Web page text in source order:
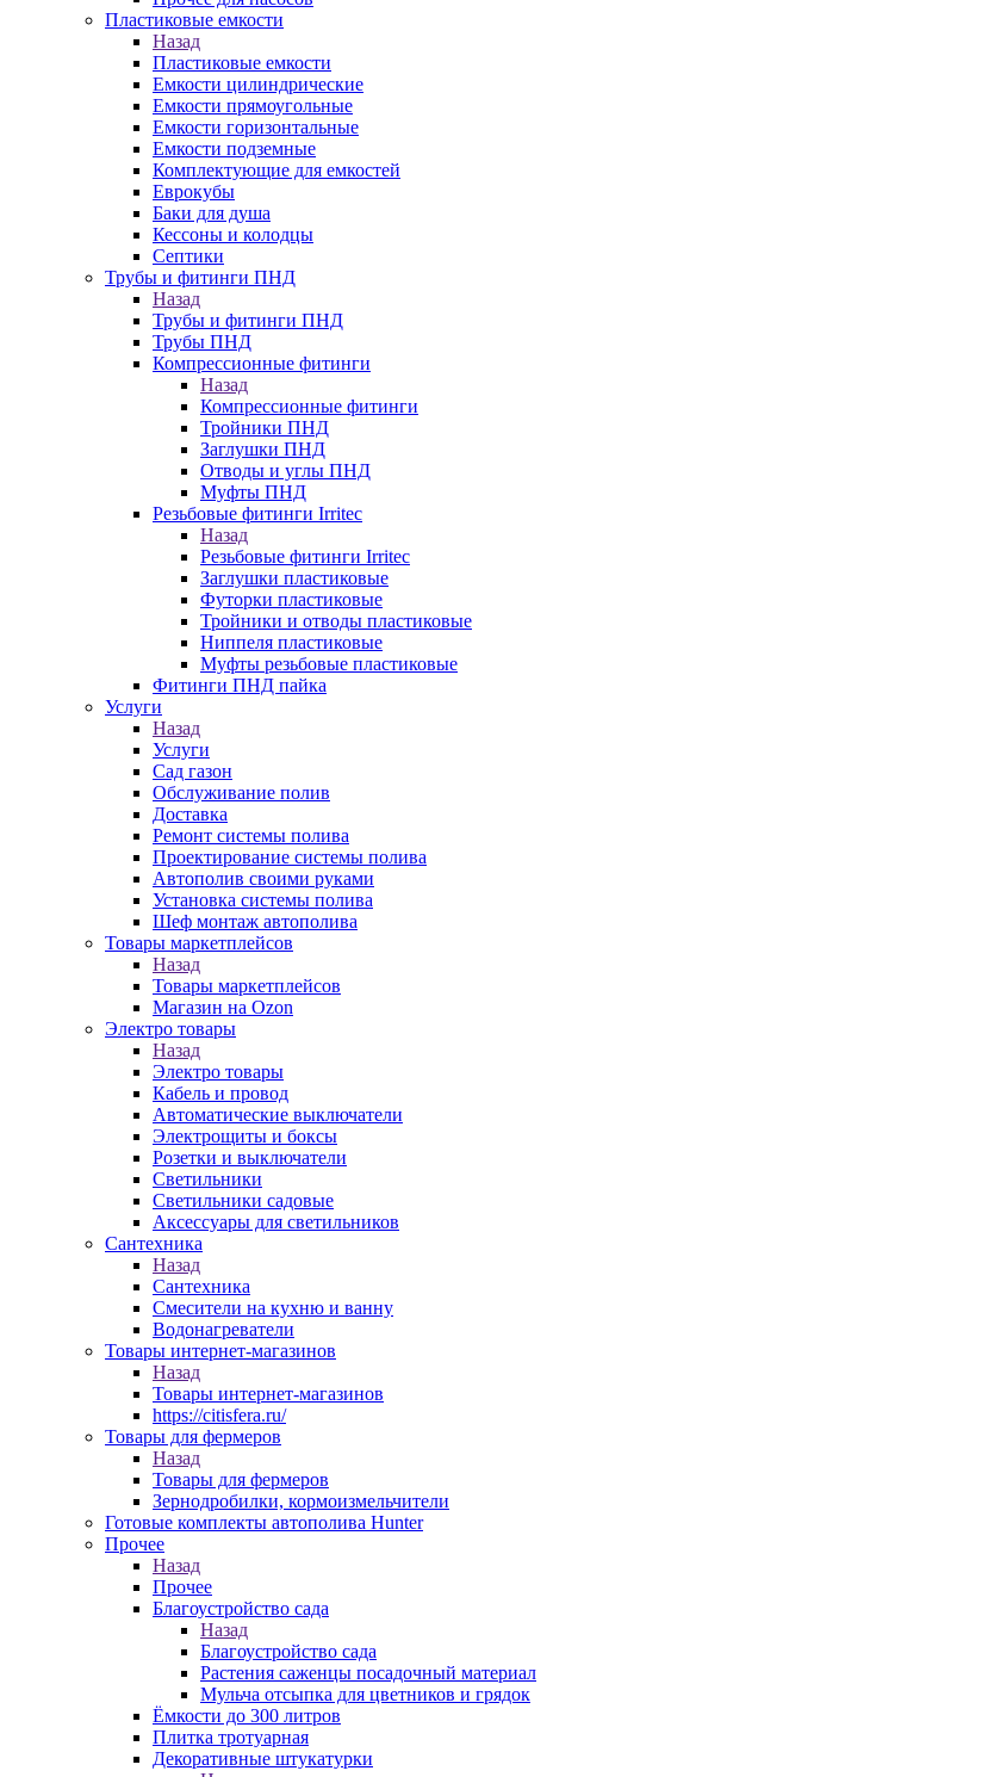
Пластиковые емкости
Назад
Пластиковые емкости
Емкости цилиндрические
Емкости прямоугольные
Емкости горизонтальные
Емкости подземные
Комплектующие для емкостей
Еврокубы
Баки для душа
Кессоны и колодцы
Септики
Трубы и фитинги ПНД
Назад
Трубы и фитинги ПНД
Трубы ПНД
Компрессионные фитинги
Назад
Компрессионные фитинги
Тройники ПНД
Заглушки ПНД
Отводы и углы ПНД
Муфты ПНД
Резьбовые фитинги Irritec
Назад
Резьбовые фитинги Irritec
Заглушки пластиковые
Футорки пластиковые
Тройники и отводы пластиковые
Ниппеля пластиковые
Муфты резьбовые пластиковые
Фитинги ПНД пайка
Услуги
Назад
Услуги
Сад газон
Обслуживание полив
Доставка
Ремонт системы полива
Проектирование системы полива
Автополив своими руками
Установка системы полива
Шеф монтаж автополива
Товары маркетплейсов
Назад
Товары маркетплейсов
Магазин на Ozon
Электро товары
Назад
Электро товары
Кабель и провод
Автоматические выключатели
Электрощиты и боксы
Розетки и выключатели
Светильники
Светильники садовые
Аксессуары для светильников
Сантехника
Назад
Сантехника
Смесители на кухню и ванну
Водонагреватели
Товары интернет-магазинов
Назад
Товары интернет-магазинов
https://citisfera.ru/
Товары для фермеров
Назад
Товары для фермеров
Зернодробилки, кормоизмельчители
Готовые комплекты автополива Hunter
Прочее
Назад
Прочее
Благоустройство сада
Назад
Благоустройство сада
Растения саженцы посадочный материал
Мульча отсыпка для цветников и грядок
Ёмкости до 300 литров
Плитка тротуарная
Декоративные штукатурки